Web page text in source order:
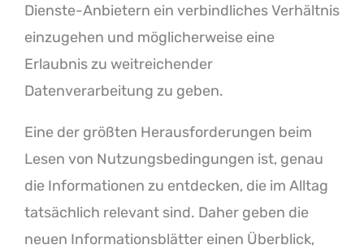
Dienste-Anbietern ein verbindliches Verhältnis
einzugehen und möglicherweise eine
Erlaubnis zu weitreichender
Datenverarbeitung zu geben.
Eine der größten Herausforderungen beim
Lesen von Nutzungsbedingungen ist, genau
die Informationen zu entdecken, die im Alltag
tatsächlich relevant sind. Daher geben die
neuen Informationsblätter einen Überblick,